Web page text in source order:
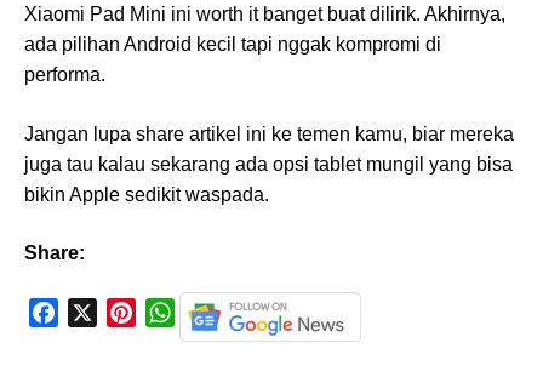
Xiaomi Pad Mini ini worth it banget buat dilirik. Akhirnya,
ada pilihan Android kecil tapi nggak kompromi di
performa.
Jangan lupa share artikel ini ke temen kamu, biar mereka
juga tau kalau sekarang ada opsi tablet mungil yang bisa
bikin Apple sedikit waspada.
Share:
W
h